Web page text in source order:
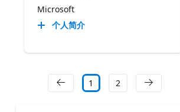
Microsoft
个人简介
1 2